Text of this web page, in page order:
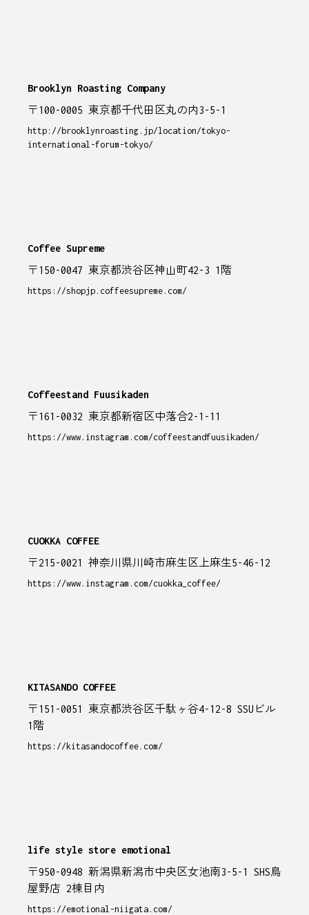
Brooklyn Roasting Company
〒100-0005 東京都千代田区丸の内3-5-1
http://brooklynroasting.jp/location/tokyo-
international-forum-tokyo/
Coffee Supreme
〒150-0047 東京都渋谷区神山町42-3 1階
https://shopjp.coffeesupreme.com/
Coffeestand Fuusikaden
〒161-0032 東京都新宿区中落合2-1-11
https://www.instagram.com/coffeestandfuusikaden/
CUOKKA COFFEE
〒215-0021 神奈川県川崎市麻生区上麻生5-46-12
https://www.instagram.com/cuokka_coffee/
KITASANDO COFFEE
〒151-0051 東京都渋谷区千駄ヶ谷4-12-8 SSUビル
1階
https://kitasandocoffee.com/
life style store emotional
〒950-0948 新潟県新潟市中央区女池南3-5-1 SHS鳥
屋野店 2棟目内
https://emotional-niigata.com/